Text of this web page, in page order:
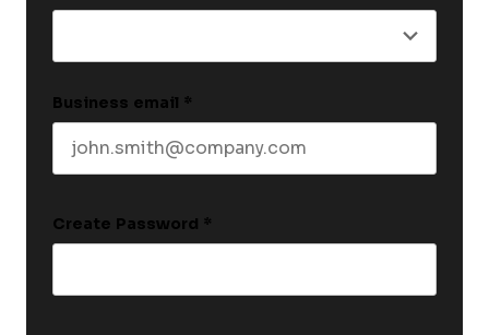
Business email *
Create Password *